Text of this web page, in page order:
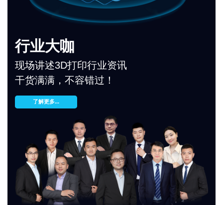
行业大咖
现场讲述3D打印行业资讯
干货满满，不容错过！
了解更多...